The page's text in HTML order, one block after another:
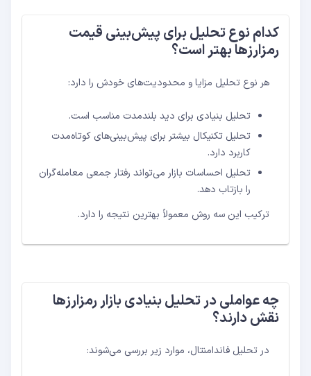
کدام نوع تحلیل برای پیش‌بینی قیمت
رمزارزها بهتر است؟
هر نوع تحلیل مزایا و محدودیت‌های خودش را دارد:
تحلیل بنیادی برای دید بلندمدت مناسب است.
تحلیل تکنیکال بیشتر برای پیش‌بینی‌های کوتاه‌مدت
کاربرد دارد.
تحلیل احساسات بازار می‌تواند رفتار جمعی معامله‌گران
را بازتاب دهد.
ترکیب این سه روش معمولاً بهترین نتیجه را دارد.
چه عواملی در تحلیل بنیادی بازار رمزارزها
نقش دارند؟
در تحلیل فاندامنتال، موارد زیر بررسی می‌شوند: